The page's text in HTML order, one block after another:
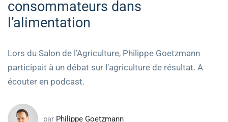
consommateurs dans
l’alimentation
Lors du Salon de l’Agriculture, Philippe Goetzmann
participait à un débat sur l’agriculture de résultat. A
écouter en podcast.
par Philippe Goetzmann